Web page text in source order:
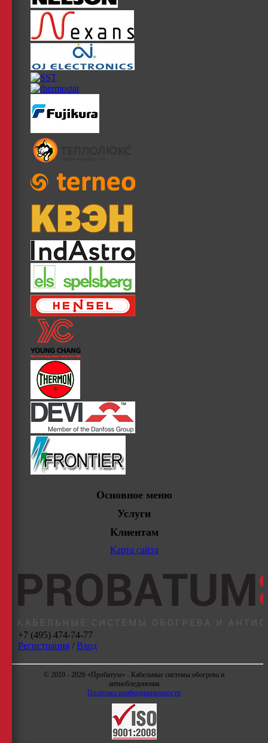
Основное меню
Услуги
Клиентам
Карта сайта
+7 (495) 474-74-77
Регистрация/ Вход
© 2010 - 2026 «Пробатум» - Кабельные системы обогрева и
антиобледенения
Политика конфиденциальности